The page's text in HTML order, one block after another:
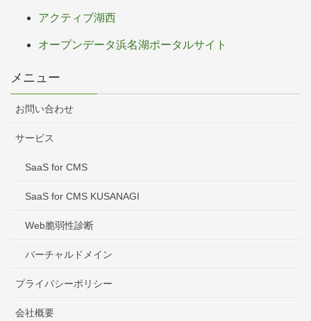
アクティブ湖西
オープンデータ浜名湖ポータルサイト
メニュー
お問い合わせ
サービス
SaaS for CMS
SaaS for CMS KUSANAGI
Web脆弱性診断
バーチャルドメイン
プライバシーポリシー
会社概要